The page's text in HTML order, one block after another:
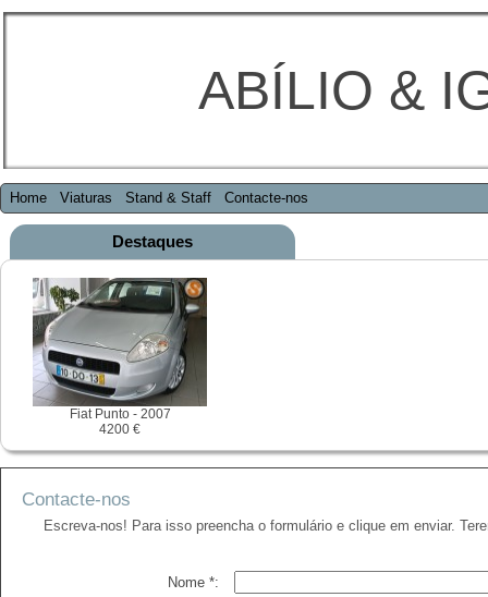
ABÍLIO &
Home Viaturas Stand & Staff Contacte-nos
Destaques
Fiat Punto - 2007
4200 €
Contacte-nos
Escreva-nos! Para isso preencha o formulário e clique em enviar.
Nome *: